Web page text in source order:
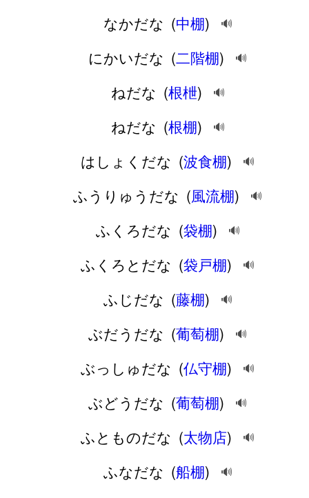
なかだな (中棚) 🔊
にかいだな (二階棚) 🔊
ねだな (根枻) 🔊
ねだな (根棚) 🔊
はしょくだな (波食棚) 🔊
ふうりゅうだな (風流棚) 🔊
ふくろだな (袋棚) 🔊
ふくろとだな (袋戸棚) 🔊
ふじだな (藤棚) 🔊
ぶだうだな (葡萄棚) 🔊
ぶっしゅだな (仏守棚) 🔊
ぶどうだな (葡萄棚) 🔊
ふとものだな (太物店) 🔊
ふなだな (船棚) 🔊